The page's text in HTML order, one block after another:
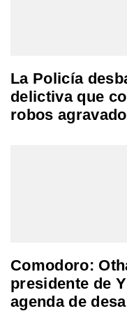
La Policía
delictiva que
robos
Comodoro:
presidente de
agenda de